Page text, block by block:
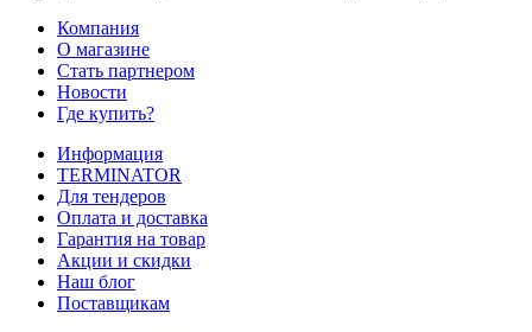
Компания
О магазине
Стать партнером
Новости
Где купить?
Информация
TERMINATOR
Для тендеров
Оплата и доставка
Гарантия на товар
Акции и скидки
Наш блог
Поставщикам